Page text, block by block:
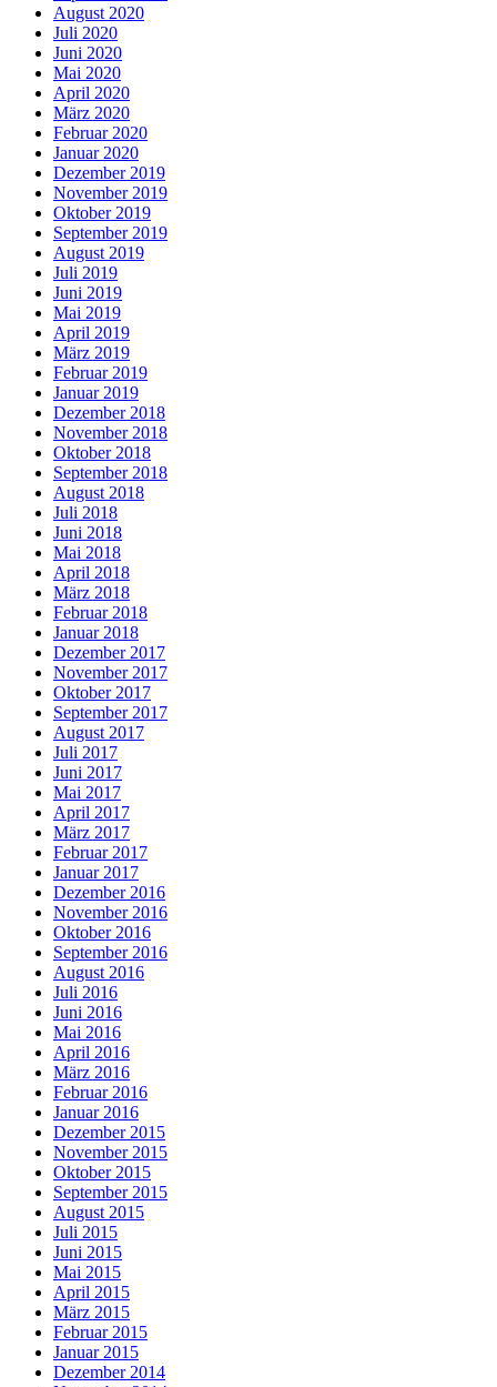
August 2020
Juli 2020
Juni 2020
Mai 2020
April 2020
März 2020
Februar 2020
Januar 2020
Dezember 2019
November 2019
Oktober 2019
September 2019
August 2019
Juli 2019
Juni 2019
Mai 2019
April 2019
März 2019
Februar 2019
Januar 2019
Dezember 2018
November 2018
Oktober 2018
September 2018
August 2018
Juli 2018
Juni 2018
Mai 2018
April 2018
März 2018
Februar 2018
Januar 2018
Dezember 2017
November 2017
Oktober 2017
September 2017
August 2017
Juli 2017
Juni 2017
Mai 2017
April 2017
März 2017
Februar 2017
Januar 2017
Dezember 2016
November 2016
Oktober 2016
September 2016
August 2016
Juli 2016
Juni 2016
Mai 2016
April 2016
März 2016
Februar 2016
Januar 2016
Dezember 2015
November 2015
Oktober 2015
September 2015
August 2015
Juli 2015
Juni 2015
Mai 2015
April 2015
März 2015
Februar 2015
Januar 2015
Dezember 2014